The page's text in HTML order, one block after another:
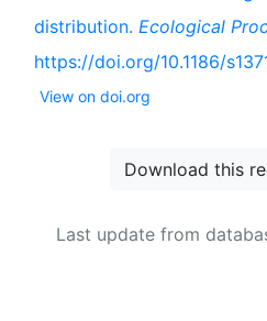
distribution. Ecological
https://doi.org/10.1186/
View on doi.org
Download this
Last update from